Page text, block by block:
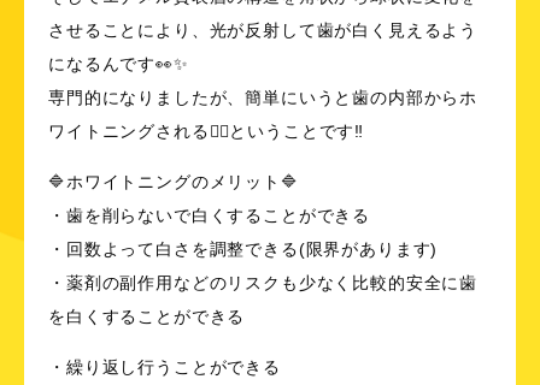
させることにより、光が反射して歯が白く見えるよう
になるんです👀✨
専門的になりましたが、簡単にいうと歯の内部からホ
ワイトニングされる☝🏻ということです‼️
🔷ホワイトニングのメリット🔷
・歯を削らないで白くすることができる
・回数よって白さを調整できる(限界があります)
・薬剤の副作用などのリスクも少なく比較的安全に歯
を白くすることができる
・繰り返し行うことができる